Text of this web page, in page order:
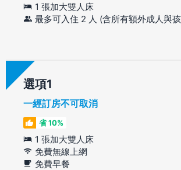
1 張加大雙人床
最多可入住 2 人 (含所有額外成人與
選項
一經訂房不可取消
省 10%
1 張加大雙人床
免費無線上網
免費早餐